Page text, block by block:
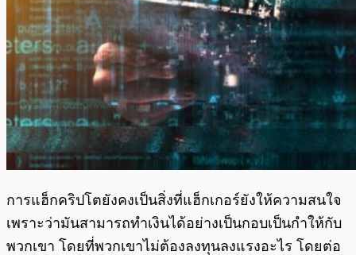
การแฮ็กคริปโตยังคงเป็นสิ่งที่แฮ็กเกอร์ยังให้ความสนใจ
เพราะว่ามันสามารถทำเงินได้อย่างเป็นกอบเป็นกำให้กับ
พวกเขา โดยที่พวกเขาไม่ต้องลงทุนลงแรงอะไร โดยต่อ